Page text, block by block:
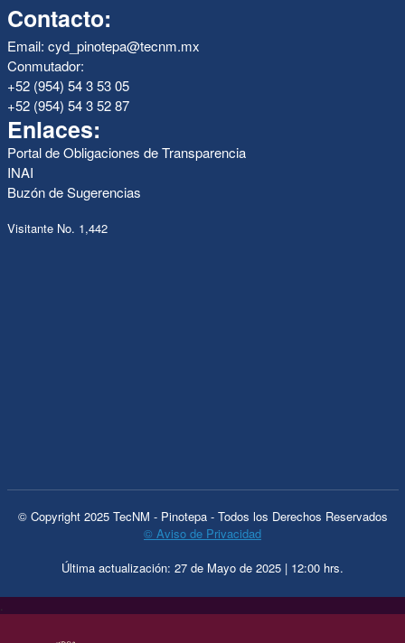
Contacto:
Email: cyd_pinotepa@tecnm.mx
Conmutador:
+52 (954) 54 3 53 05
+52 (954) 54 3 52 87
Enlaces:
Portal de Obligaciones de Transparencia
INAI
Buzón de Sugerencias
Visitante No. 1,442
© Copyright 2025 TecNM - Pinotepa - Todos los Derechos Reservados
© Aviso de Privacidad
Última actualización: 27 de Mayo de 2025 | 12:00 hrs.